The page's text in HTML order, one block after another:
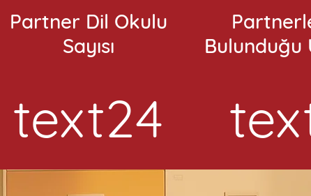
Partner Dil Okulu
Sayısı
text24
Bulunduğu